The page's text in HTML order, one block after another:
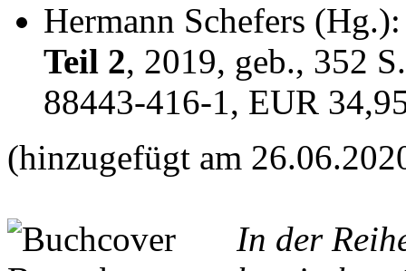
Hermann Schefers
Teil 2, 2019, geb., 352
88443-416-1, EUR
(hinzugefügt am
In der